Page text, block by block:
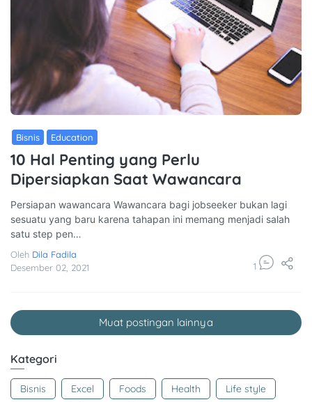
Bisnis Education
10 Hal Penting yang Perlu
Dipersiapkan Saat Wawancara
Persiapan wawancara Wawancara bagi jobseeker bukan lagi
sesuatu yang baru karena tahapan ini memang menjadi salah
satu step pen…
Oleh Dila Fadila
Desember 02, 2021
1
Muat postingan lainnya
Kategori
Bisnis Excel Foods Health Life style